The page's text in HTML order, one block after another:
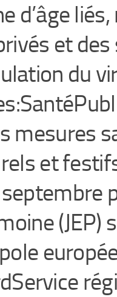
d’âge
et des
du
mesures
et
(JEP)